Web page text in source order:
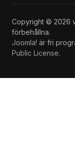
Copyright © 2026
förbehållna.
Joomla! är fri
Public License.